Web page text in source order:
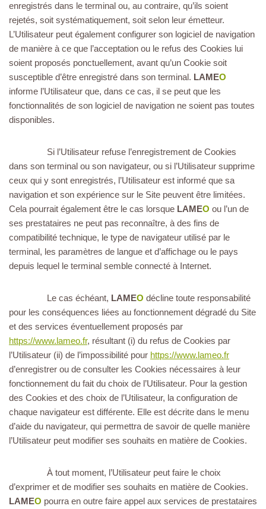
enregistrés dans le terminal ou, au contraire, qu’ils soient
rejetés, soit systématiquement, soit selon leur émetteur.
L’Utilisateur peut également configurer son logiciel de navigation
de manière à ce que l’acceptation ou le refus des Cookies lui
soient proposés ponctuellement, avant qu’un Cookie soit
susceptible d’être enregistré dans son terminal. LAMEO
informe l’Utilisateur que, dans ce cas, il se peut que les
fonctionnalités de son logiciel de navigation ne soient pas toutes
disponibles.
Si l’Utilisateur refuse l’enregistrement de Cookies
dans son terminal ou son navigateur, ou si l’Utilisateur supprime
ceux qui y sont enregistrés, l’Utilisateur est informé que sa
navigation et son expérience sur le Site peuvent être limitées.
Cela pourrait également être le cas lorsque LAMEO ou l’un de
ses prestataires ne peut pas reconnaître, à des fins de
compatibilité technique, le type de navigateur utilisé par le
terminal, les paramètres de langue et d’affichage ou le pays
depuis lequel le terminal semble connecté à Internet.
Le cas échéant, LAMEO décline toute responsabilité
pour les conséquences liées au fonctionnement dégradé du Site
et des services éventuellement proposés par
https://www.lameo.fr, résultant (i) du refus de Cookies par
l’Utilisateur (ii) de l’impossibilité pour https://www.lameo.fr
d’enregistrer ou de consulter les Cookies nécessaires à leur
fonctionnement du fait du choix de l’Utilisateur. Pour la gestion
des Cookies et des choix de l’Utilisateur, la configuration de
chaque navigateur est différente. Elle est décrite dans le menu
d’aide du navigateur, qui permettra de savoir de quelle manière
l’Utilisateur peut modifier ses souhaits en matière de Cookies.
À tout moment, l’Utilisateur peut faire le choix
d’exprimer et de modifier ses souhaits en matière de Cookies.
LAMEO pourra en outre faire appel aux services de prestataires